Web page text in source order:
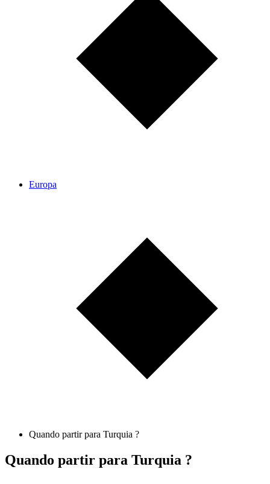
Europa
Quando partir para Turquia ?
Quando partir para Turquia ?